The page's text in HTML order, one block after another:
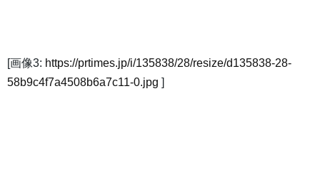
[画像3: https://prtimes.jp/i/135838/28/resize/d135838-28-
58b9c4f7a4508b6a7c11-0.jpg ]